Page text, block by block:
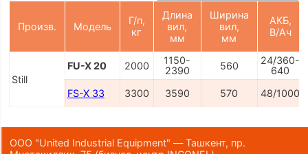
Произв. Модель
Г/п,
кг
Длина
вил,
мм
Ширина
вил,
мм
АКБ,
В/Ач
Still
FU-X 20 2000
1150-
2390
560
24/360-
640
FS-X 33 3300 3590 570 48/1000
ООО "United Industrial Equipment" — Ташкент, пр.